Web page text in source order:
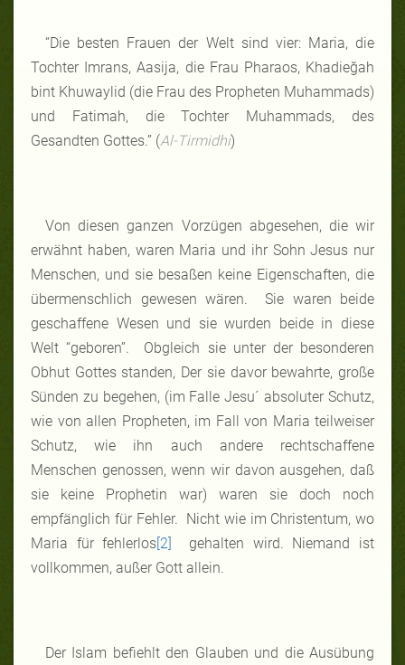
“Die besten Frauen der Welt sind vier: Maria, die
Tochter Imrans, Aasija, die Frau Pharaos, Khadieğah
bint Khuwaylid (die Frau des Propheten Muhammads)
und Fatimah, die Tochter Muhammads, des
Gesandten Gottes.” (Al-Tirmidhi)
Von diesen ganzen Vorzügen abgesehen, die wir
erwähnt haben, waren Maria und ihr Sohn Jesus nur
Menschen, und sie besaßen keine Eigenschaften, die
übermenschlich gewesen wären. Sie waren beide
geschaffene Wesen und sie wurden beide in diese
Welt “geboren”. Obgleich sie unter der besonderen
Obhut Gottes standen, Der sie davor bewahrte, große
Sünden zu begehen, (im Falle Jesu´ absoluter Schutz,
wie von allen Propheten, im Fall von Maria teilweiser
Schutz, wie ihn auch andere rechtschaffene
Menschen genossen, wenn wir davon ausgehen, daß
sie keine Prophetin war) waren sie doch noch
empfänglich für Fehler. Nicht wie im Christentum, wo
Maria für fehlerlos[2]
gehalten wird. Niemand ist
vollkommen, außer Gott allein.
Der Islam befiehlt den Glauben und die Ausübung